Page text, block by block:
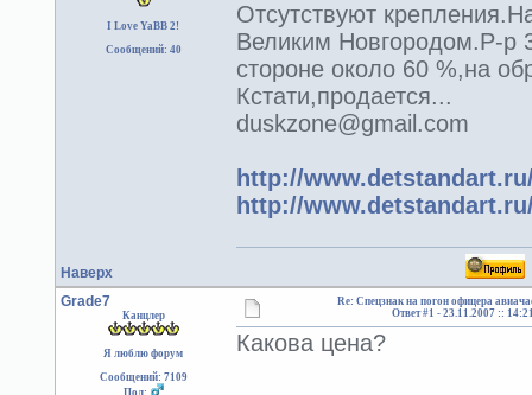
I Love YaBB 2!
Сообщений: 40
Отсутствуют
Великим Новгородом.Р-р
стороне около 60 %,на
Кстати,продается...
duskzone@gmail.com
http://
http://
Наверх
Grade7
Канцлер
Я люблю форум
Сообщений: 7109
Пол:
Re: Спецзнак на погон офицера
Ответ #1 -23.11.2007 ::
Какова цена?